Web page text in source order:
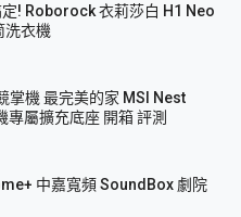
! Roborock 衣莉莎白 H1 Neo
洗衣機
掌機 最完美的家 MSI Nest
屬擴充底座 開箱 評測
中嘉寬頻 SoundBox 劇院